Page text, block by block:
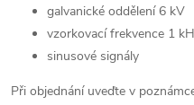
galvanické oddělení 6 kV
vzorkovací frekvence 1
sinusové signály
Při objednání uveďte v